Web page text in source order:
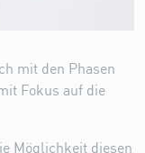
mit den Phasen
Fokus auf die
Möglichkeit diesen